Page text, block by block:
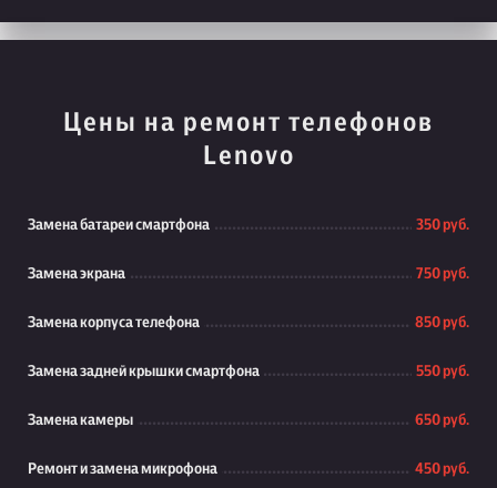
Цены на ремонт телефонов
Lenovo
Замена батареи смартфона 350 руб.
Замена экрана 750 руб.
Замена корпуса телефона 850 руб.
Замена задней крышки смартфона 550 руб.
Замена камеры 650 руб.
Ремонт и замена микрофона 450 руб.